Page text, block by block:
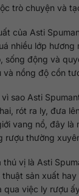
trò chuyện và
của Asti
nhiều lớp
sống động và
và nồng độ cồn
sao Asti
rót ra ly, đưa
vang nổ, đây
rượu thường
thú vị là Asti
sản xuất
qua việc ly rượu